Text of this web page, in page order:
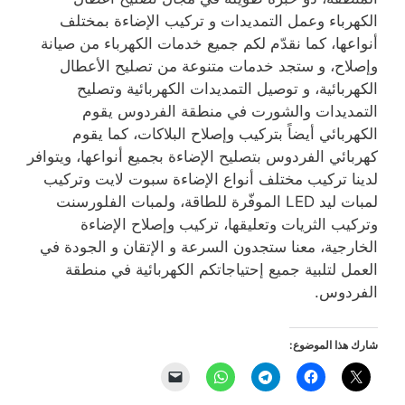
الكهرباء وعمل التمديدات و تركيب الإضاءة بمختلف
أنواعها، كما نقدّم لكم جميع خدمات الكهرباء من صيانة
وإصلاح، و ستجد خدمات متنوعة من تصليح الأعطال
الكهربائية، و توصيل التمديدات الكهربائية وتصليح
التمديدات والشورت في منطقة الفردوس يقوم
الكهربائي أيضاً بتركيب وإصلاح البلاكات، كما يقوم
كهربائي الفردوس بتصليح الإضاءة بجميع أنواعها، ويتوافر
لدينا تركيب مختلف أنواع الإضاءة سبوت لايت وتركيب
لمبات ليد LED الموفّرة للطاقة، ولمبات الفلورسنت
وتركيب الثريات وتعليقها، تركيب وإصلاح الإضاءة
الخارجية، معنا ستجدون السرعة و الإتقان و الجودة في
العمل لتلبية جميع إحتياجاتكم الكهربائية في منطقة
الفردوس.
شارك هذا الموضوع: